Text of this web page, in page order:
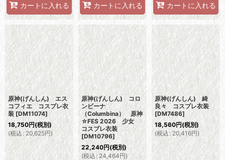
カートに入れる カートに入れる カートに入れる
原神(げんしん) エス
コフィエ コスプレ衣
装 [DM11074]
18,750円(税別)
(税込 : 20,625円)
原神(げんしん) コロ
ンビーナ
（Columbina） 原神
☆FES 2026 少女
コスプレ衣装
[DM10796]
22,240円(税別)
(税込: 24,464円)
原神(げんしん) 綺
良々 コスプレ衣装
[DM7486]
18,560円(税別)
(税込 : 20,416円)